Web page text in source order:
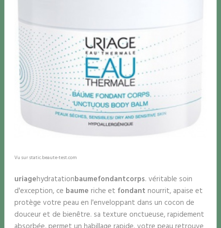
Vu sur static.beaute-test.com
uriagehydratationbaumefondantcorps. véritable soin
d'exception, ce baume riche et fondant nourrit, apaise et
protège votre peau en l'enveloppant dans un cocon de
douceur et de bienêtre. sa texture onctueuse, rapidement